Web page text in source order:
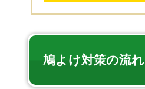
鳩よけ対策の流